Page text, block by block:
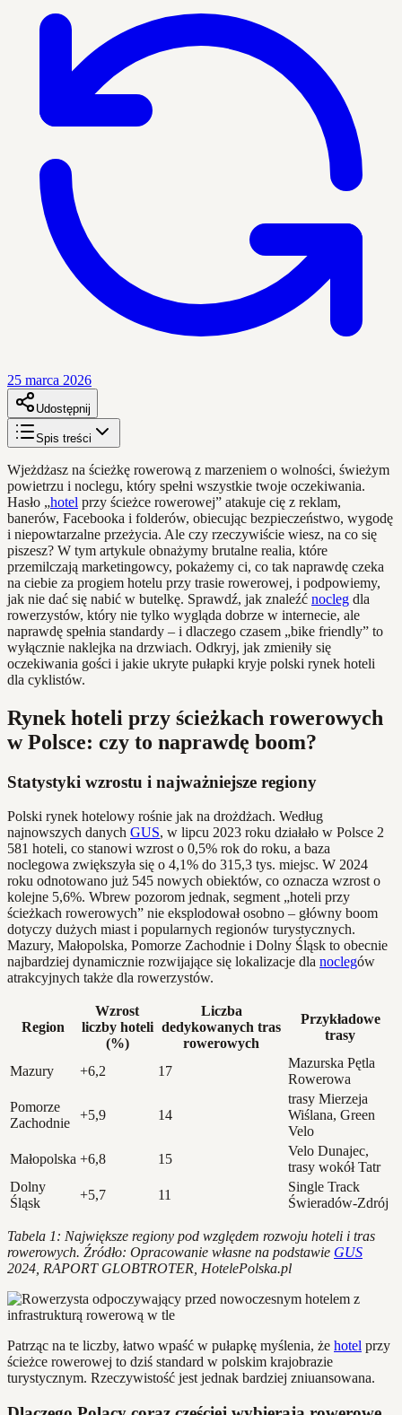
25 marca 2026
Udostępnij
Spis treści
Wjeżdżasz na ścieżkę rowerową z marzeniem o wolności, świeżym
powietrzu i noclegu, który spełni wszystkie twoje oczekiwania.
Hasło „hotel przy ścieżce rowerowej” atakuje cię z reklam,
banerów, Facebooka i folderów, obiecując bezpieczeństwo, wygodę
i niepowtarzalne przeżycia. Ale czy rzeczywiście wiesz, na co się
piszesz? W tym artykule obnażymy brutalne realia, które
przemilczają marketingowcy, pokażemy ci, co tak naprawdę czeka
na ciebie za progiem hotelu przy trasie rowerowej, i podpowiemy,
jak nie dać się nabić w butelkę. Sprawdź, jak znaleźć nocleg dla
rowerzystów, który nie tylko wygląda dobrze w internecie, ale
naprawdę spełnia standardy – i dlaczego czasem „bike friendly” to
wyłącznie naklejka na drzwiach. Odkryj, jak zmieniły się
oczekiwania gości i jakie ukryte pułapki kryje polski rynek hoteli
dla cyklistów.
Rynek hoteli przy ścieżkach rowerowych
w Polsce: czy to naprawdę boom?
Statystyki wzrostu i najważniejsze regiony
Polski rynek hotelowy rośnie jak na drożdżach. Według
najnowszych danych GUS, w lipcu 2023 roku działało w Polsce 2
581 hoteli, co stanowi wzrost o 0,5% rok do roku, a baza
noclegowa zwiększyła się o 4,1% do 315,3 tys. miejsc. W 2024
roku odnotowano już 545 nowych obiektów, co oznacza wzrost o
kolejne 5,6%. Wbrew pozorom jednak, segment „hoteli przy
ścieżkach rowerowych” nie eksplodował osobno – główny boom
dotyczy dużych miast i popularnych regionów turystycznych.
Mazury, Małopolska, Pomorze Zachodnie i Dolny Śląsk to obecnie
najbardziej dynamicznie rozwijające się lokalizacje dla noclegów
atrakcyjnych także dla rowerzystów.
Region
Wzrost
liczby hoteli
(%)
Liczba
dedykowanych tras
rowerowych
Przykładowe
trasy
Mazury +6,2 17
Mazurska Pętla
Rowerowa
Pomorze
Zachodnie
+5,9 14
trasy Mierzeja
Wiślana, Green
Velo
Małopolska +6,8 15
Velo Dunajec,
trasy wokół Tatr
Dolny
Śląsk
+5,7 11
Single Track
Świeradów-Zdrój
Tabela 1: Największe regiony pod względem rozwoju hoteli i tras
rowerowych. Źródło: Opracowanie własne na podstawie GUS
2024, RAPORT GLOBTROTER, HotelePolska.pl
Patrząc na te liczby, łatwo wpaść w pułapkę myślenia, że hotel przy
ścieżce rowerowej to dziś standard w polskim krajobrazie
turystycznym. Rzeczywistość jest jednak bardziej zniuansowana.